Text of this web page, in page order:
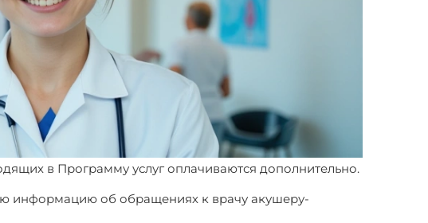
в Программу услуг оплачиваются дополнительно.
информацию об обращениях к врачу акушеру-